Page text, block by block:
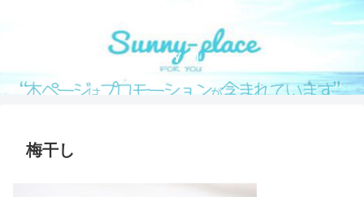
SUNNY PLACE
梅干し